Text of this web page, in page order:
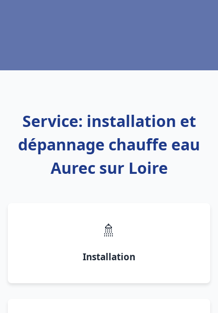
Service: installation et
dépannage chauffe eau
Aurec sur Loire
🚿
Installation